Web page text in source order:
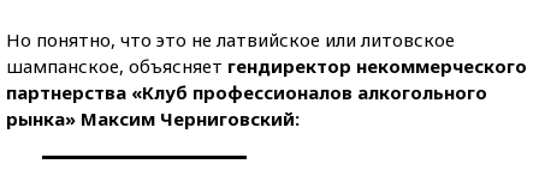
Но понятно, что это не латвийское или литовское
шампанское, объясняет гендиректор некоммерческого
партнерства «Клуб профессионалов алкогольного
рынка» Максим Черниговский: